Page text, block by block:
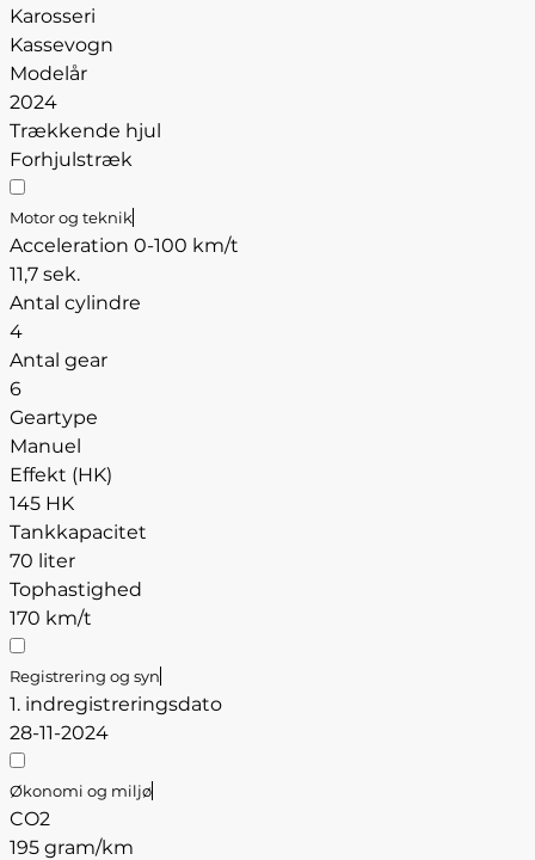
Karosseri
Kassevogn
Modelår
2024
Trækkende hjul
Forhjulstræk
Motor og teknik
Acceleration 0-100 km/t
11,7 sek.
Antal cylindre
4
Antal gear
6
Geartype
Manuel
Effekt (HK)
145 HK
Tankkapacitet
70 liter
Tophastighed
170 km/t
Registrering og syn
1. indregistreringsdato
28-11-2024
Økonomi og miljø
CO2
195 gram/km